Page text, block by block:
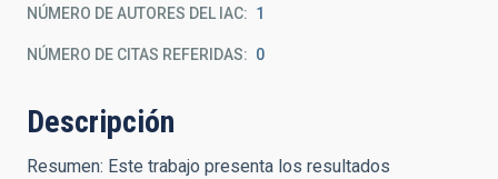
NÚMERO DE AUTORES DEL IAC 1
NÚMERO DE CITAS REFERIDAS 0
Descripción
Resumen: Este trabajo presenta los resultados